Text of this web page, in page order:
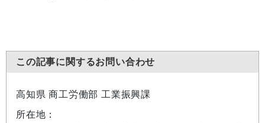
この記事に関するお問い合わせ
高知県 商工労働部 工業振興課
所在地：